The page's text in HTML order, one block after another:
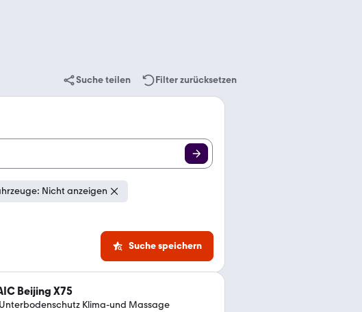
Suche teilen Filter zurücksetzen
Nicht anzeigen
Suche speichern
Beijing X75
Unterbodenschutz Klima-und Massage